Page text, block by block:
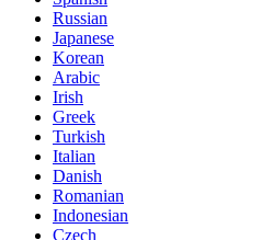
Russian
Japanese
Korean
Arabic
Irish
Greek
Turkish
Italian
Danish
Romanian
Indonesian
Czech